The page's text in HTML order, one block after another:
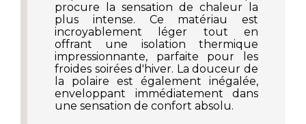
procure la sensation de chaleur la
plus intense. Ce matériau est
incroyablement léger tout en
offrant une isolation thermique
impressionnante, parfaite pour les
froides soirées d'hiver. La douceur de
la polaire est également inégalée,
enveloppant immédiatement dans
une sensation de confort absolu.